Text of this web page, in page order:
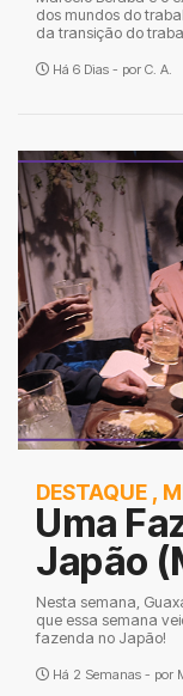
dos mundos do
da transição do
Há 6 Dias - por C. A.
DESTAQUE ,
Uma
Japão
Nesta semana,
que essa semana
fazenda no Japão!
Há 2 Semanas - por